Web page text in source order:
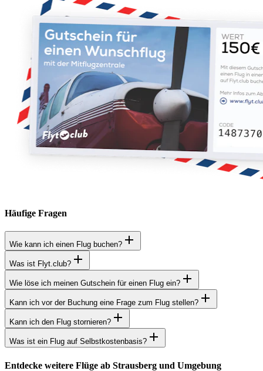
Häufige Fragen
Wie kann ich einen Flug buchen?
Was ist Flyt.club?
Wie löse ich meinen Gutschein für einen Flug ein?
Kann ich vor der Buchung eine Frage zum Flug stellen?
Kann ich den Flug stornieren?
Was ist ein Flug auf Selbstkostenbasis?
Entdecke weitere Flüge ab Strausberg und Umgebung